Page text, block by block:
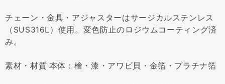
チェーン・金具・アジャスターはサージカルステンレス
（SUS316L）使用。変色防止のロジウムコーティング済
み。
素材・材質 本体：檜・漆・アワビ貝・金箔・プラチナ箔